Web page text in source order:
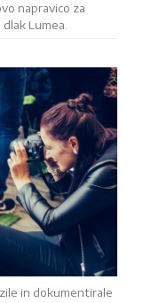
napravico za
Lumea.
in dokumentirale